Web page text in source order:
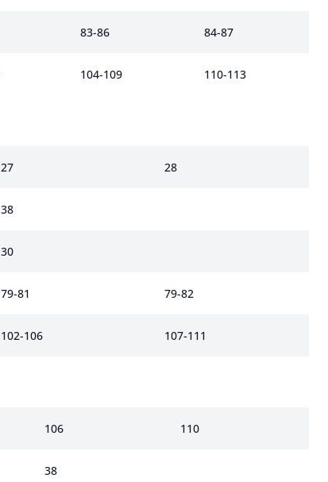
83-86 84-87
104-109 110-113
27 28
38
30
79-81 79-82
102-106 107-111
106 110
38